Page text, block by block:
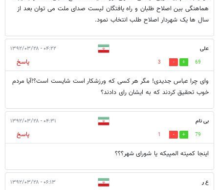
هماهنگی بین اصلاح طلبان و راه یافتگان لیست صدای ملت می توان بعد از
سال ها یک شهردار اصلاح طلب انتخاب نمود.
علی ۰۴:۲۲ - ۱۳۹۲/۰۳/۲۸
69
3
پاسخ
وای چرا عباس جدیدی! مگر هر کسی که ورزشکار است شایست است؟!آیا مردم
خوب تحقیق کردند که به ایشان رای دادند؟
بی نام ۰۴:۳۱ - ۱۳۹۲/۰۳/۲۸
79
1
پاسخ
اینجا کمیته المپیکه یا شورای شهر؟؟؟
ع ر ۰۶:۱۳ - ۱۳۹۲/۰۳/۲۸